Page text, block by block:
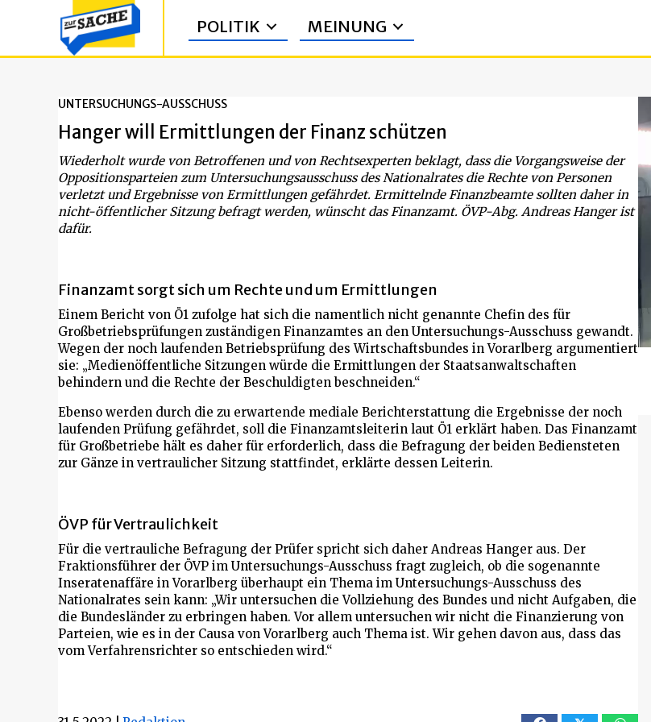
POLITIK MEINUNG
UNTERSUCHUNGS-AUSSCHUSS
Hanger will Ermittlungen der Finanz schützen
Wiederholt wurde von Betroffenen und von Rechtsexperten beklagt, dass die Vorgangsweise der
Oppositionsparteien zum Untersuchungsausschuss des Nationalrates die Rechte von Personen
verletzt und Ergebnisse von Ermittlungen gefährdet. Ermittelnde Finanzbeamte sollten daher in
nicht-öffentlicher Sitzung befragt werden, wünscht das Finanzamt. ÖVP-Abg. Andreas Hanger ist
dafür.
Finanzamt sorgt sich um Rechte und um Ermittlungen
Einem Bericht von Ö1 zufolge hat sich die namentlich nicht genannte Chefin des für
Großbetriebsprüfungen zuständigen Finanzamtes an den Untersuchungs-Ausschuss gewandt.
Wegen der noch laufenden Betriebsprüfung des Wirtschaftsbundes in Vorarlberg argumentiert
sie: „Medienöffentliche Sitzungen würde die Ermittlungen der Staatsanwaltschaften
behindern und die Rechte der Beschuldigten beschneiden.“
Ebenso werden durch die zu erwartende mediale Berichterstattung die Ergebnisse der noch
laufenden Prüfung gefährdet, soll die Finanzamtsleiterin laut Ö1 erklärt haben. Das Finanzamt
für Großbetriebe hält es daher für erforderlich, dass die Befragung der beiden Bediensteten
zur Gänze in vertraulicher Sitzung stattfindet, erklärte dessen Leiterin.
ÖVP für Vertraulichkeit
Für die vertrauliche Befragung der Prüfer spricht sich daher Andreas Hanger aus. Der
Fraktionsführer der ÖVP im Untersuchungs-Ausschuss fragt zugleich, ob die sogenannte
Inseratenaffäre in Vorarlberg überhaupt ein Thema im Untersuchungs-Ausschuss des
Nationalrates sein kann: „Wir untersuchen die Vollziehung des Bundes und nicht Aufgaben, die
die Bundesländer zu erbringen haben. Vor allem untersuchen wir nicht die Finanzierung von
Parteien, wie es in der Causa von Vorarlberg auch Thema ist. Wir gehen davon aus, dass das
vom Verfahrensrichter so entschieden wird.“